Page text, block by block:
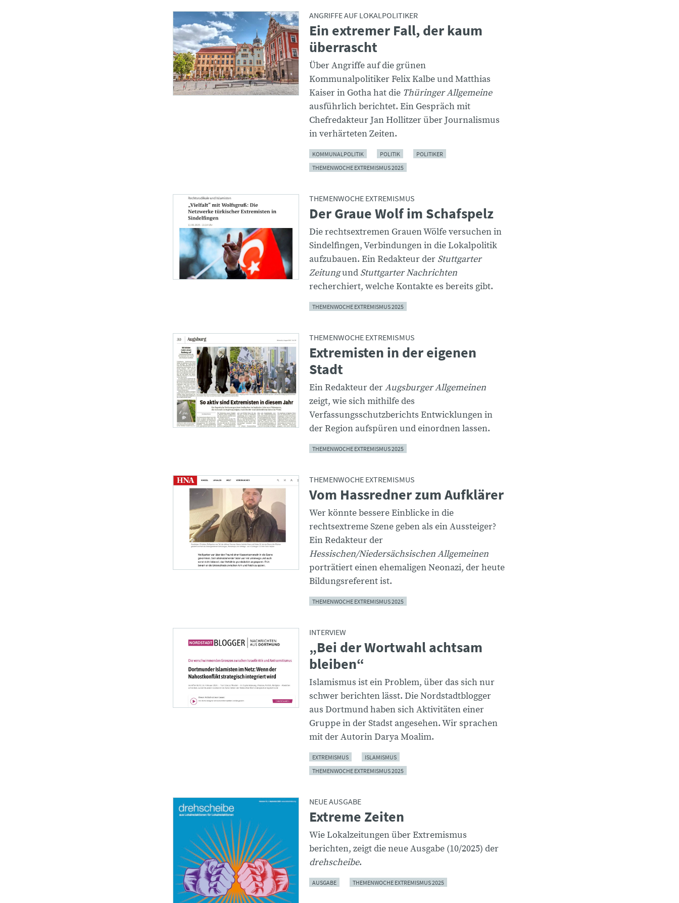
ANGRIFFE AUF LOKALPOLITIKER
Ein extremer Fall, der kaum
überrascht
Über Angriffe auf die grünen
Kommunalpolitiker Felix Kalbe und Matthias
Kaiser in Gotha hat die Thüringer Allgemeine
ausführlich berichtet. Ein Gespräch mit
Chefredakteur Jan Hollitzer über Journalismus
in verhärteten Zeiten.
KOMMUNALPOLITIK POLITIK
POLITIKER
THEMENWOCHE EXTREMISMUS 2025
THEMENWOCHE EXTREMISMUS
Der Graue Wolf im Schafspelz
Die rechtsextremen Grauen Wölfe versuchen in
Sindelfingen, Verbindungen in die Lokalpolitik
aufzubauen. Ein Redakteur der Stuttgarter
Zeitungund Stuttgarter Nachrichten
recherchiert, welche Kontakte es bereits gibt.
THEMENWOCHE EXTREMISMUS 2025
THEMENWOCHE EXTREMISMUS
Extremisten in der eigenen
Stadt
Ein Redakteur derAugsburger Allgemeinen
zeigt, wie sich mithilfe des
Verfassungsschutzberichts Entwicklungen in
der Region aufspüren und einordnen lassen.
THEMENWOCHE EXTREMISMUS 2025
THEMENWOCHE EXTREMISMUS
Vom Hassredner zum Aufklärer
Wer könnte bessere Einblicke in die
rechtsextreme Szene geben als ein Aussteiger?
Ein Redakteur der
Hessischen/Niedersächsischen Allgemeinen
porträtiert einen ehemaligen Neonazi, der heute
Bildungsreferent ist.
THEMENWOCHE EXTREMISMUS 2025
INTERVIEW
„Bei der Wortwahl achtsam
bleiben“
Islamismus ist ein Problem, über das sich nur
schwer berichten lässt. Die Nordstadtblogger
aus Dortmund haben sich Aktivitäten einer
Gruppe in der Stadst angesehen. Wir sprachen
mit der Autorin Darya Moalim.
EXTREMISMUS
ISLAMISMUS
THEMENWOCHE EXTREMISMUS 2025
NEUE AUSGABE
Extreme Zeiten
Wie Lokalzeitungen über Extremismus
berichten, zeigt die neue Ausgabe (10/2025) der
drehscheibe.
AUSGABE THEMENWOCHE EXTREMISMUS 2025